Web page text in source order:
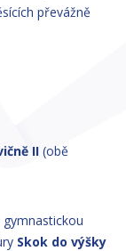
převážně
II (obě
Skok do výšky